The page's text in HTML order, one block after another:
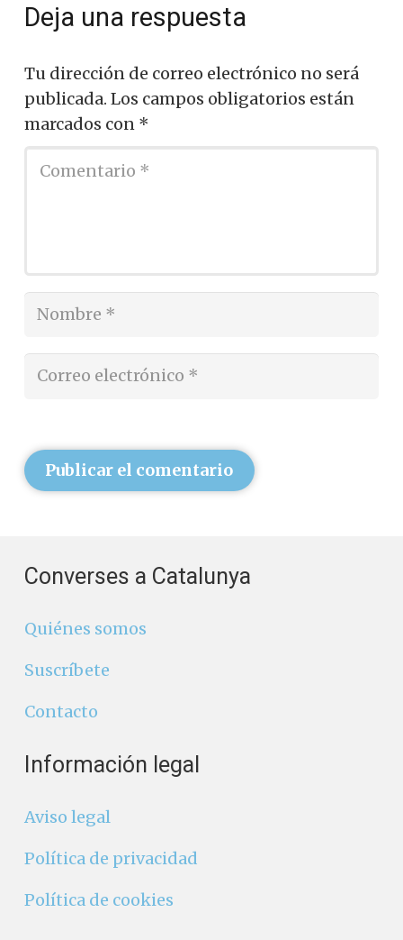
Deja una respuesta
Tu dirección de correo electrónico no será
publicada. Los campos obligatorios están
marcados con *
Publicar el comentario
Converses a Catalunya
Quiénes somos
Suscríbete
Contacto
Información legal
Aviso legal
Política de privacidad
Política de cookies